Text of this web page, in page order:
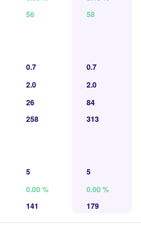
56 58
0.7
0.7
2.0
2.0
26
84
258 313
5
5
0.00 %
0.00 %
141 179